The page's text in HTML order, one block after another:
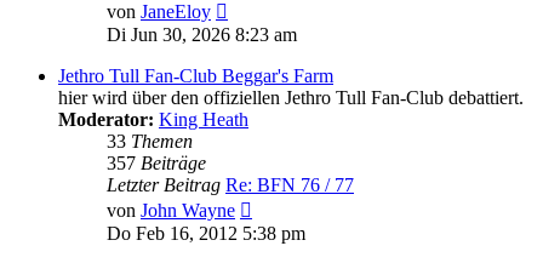
von JaneEloy
Beitrag
Di Jun 30, 2026 8:23 am
Jethro Tull Fan-Club Beggar's Farm
hier wird über den offiziellen Jethro Tull Fan-Club debattiert.
Moderator: King Heath
33 Themen
357 Beiträge
Letzter Beitrag Re: BFN 76 / 77
von John Wayne
Beitrag
Do Feb 16, 2012 5:38 pm